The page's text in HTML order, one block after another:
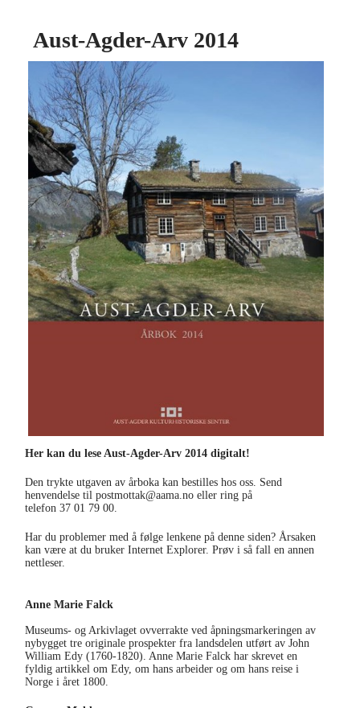
Aust-Agder-Arv 2014
Her kan du lese Aust-Agder-Arv 2014 digitalt!
Den trykte utgaven av årboka kan bestilles hos oss. Send
henvendelse til postmottak@aama.no eller ring på
telefon 37 01 79 00.
Har du problemer med å følge lenkene på denne siden? Årsaken
kan være at du bruker Internet Explorer. Prøv i så fall en annen
nettleser.
Anne Marie Falck
Museums- og Arkivlaget ovverrakte ved åpningsmarkeringen av
nybygget tre originale prospekter fra landsdelen utført av John
William Edy (1760-1820). Anne Marie Falck har skrevet en
fyldig artikkel om Edy, om hans arbeider og om hans reise i
Norge i året 1800.